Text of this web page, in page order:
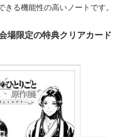
きる機能性の高いノートです。
場限定の特典クリアカード